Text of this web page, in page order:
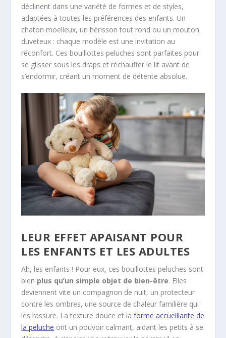
déclinent dans une variété de formes et de styles,
adaptées à toutes les préférences des enfants. Un
chaton moelleux, un hérisson tout rond ou un mouton
duveteux : chaque modèle est une invitation au
réconfort. Ces bouillottes peluches sont parfaites pour
se glisser sous les draps et réchauffer le lit avant de
s’endormir, créant un moment de détente absolue.
LEUR EFFET APAISANT POUR
LES ENFANTS ET LES ADULTES
Ah, les enfants ! Pour eux, ces bouillottes peluches sont
bien plus qu’un simple objet de bien-être. Elles
deviennent vite un compagnon de nuit, un protecteur
contre les ombres, une source de chaleur familière qui
les rassure. La texture douce et laforme accueillante de
la peluche ont un pouvoir calmant, aidant les petits à se